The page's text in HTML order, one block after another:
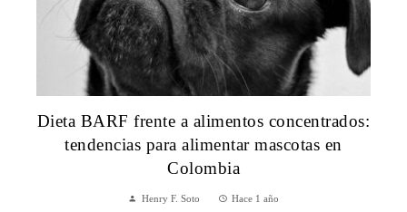
Dieta BARF frente a alimentos concentrados:
tendencias para alimentar mascotas en
Colombia
Henry F. Soto Hace 1 año